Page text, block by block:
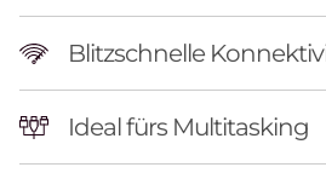
Blitzschnelle
Ideal fürs Multitasking